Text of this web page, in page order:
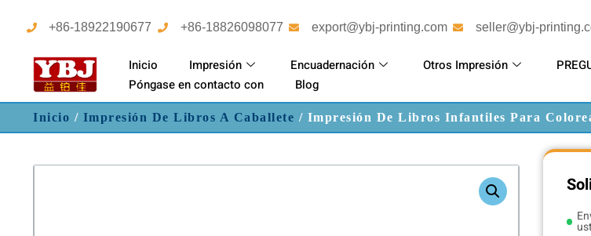
+86-18922190677 +86-18826098077 export@ybj-printing.com seller@ybj-
Inicio Impresión Encuadernación Otros Impresión
Póngase en contacto con
Blog
Inicio / Impresión De Libros A Caballete / Impresión De Libros Infantiles Para